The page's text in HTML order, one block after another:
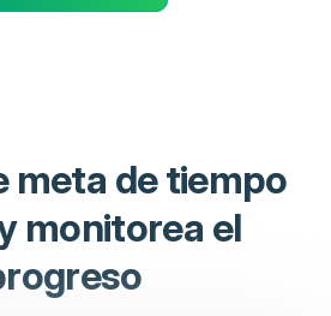
meta de tiempo
monitorea el